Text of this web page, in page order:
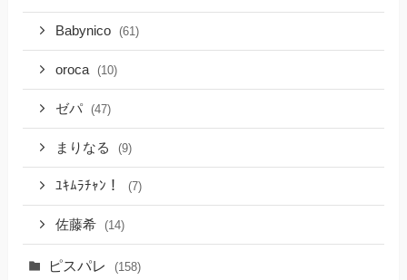
Babynico (61)
oroca (10)
ゼパ (47)
まりなる (9)
ﾕｷﾑﾗﾁｬﾝ！ (7)
佐藤希 (14)
ピスパレ (158)